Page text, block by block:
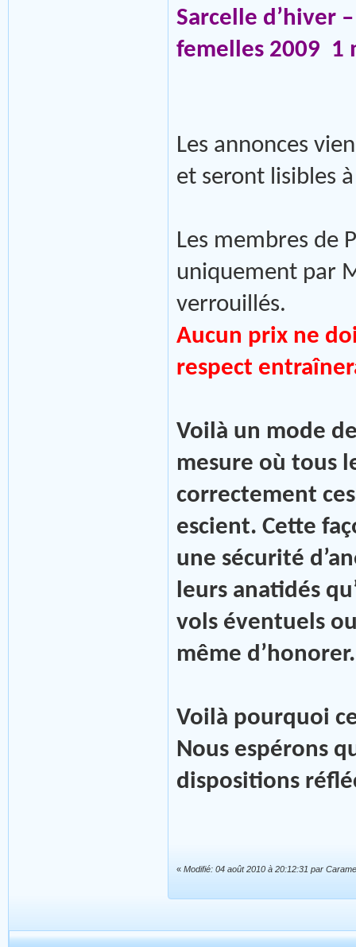
Sarcelle d’hiver
femelles 2009 1
Les annonces
et seront lisibles
Les membres de
uniquement par
verrouillés.
Aucun prix ne
respect
Voilà un mode
mesure où tous
correctement
escient. Cette
une sécurité
leurs anatidés
vols éventuels
même d’honorer.
Voilà pourquoi
Nous espérons
dispositions
« Modifié: 04 août 2010 à 20:12:31 par